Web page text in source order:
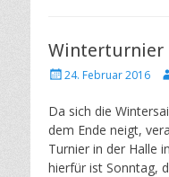
Winterturnier
Posted24. Februar 2016
Da sich die
dem Ende neigt,
Turnier in der Halle
hierfür ist Sonntag,